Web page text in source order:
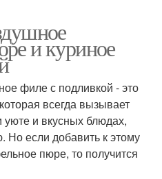
и куриное
филе с подливкой - это
всегда вызывает
и вкусных блюдах,
Но если добавить к этому
пюре, то получится